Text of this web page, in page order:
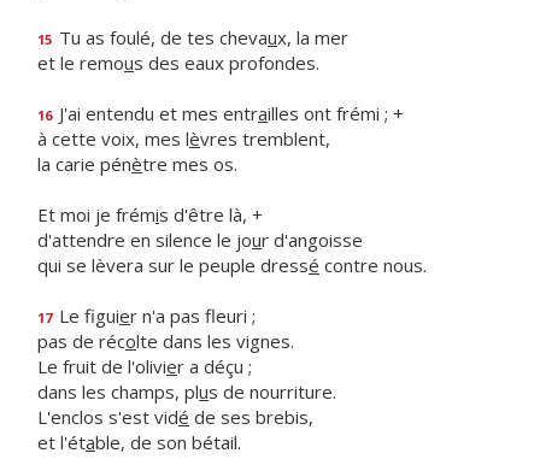
15 Tu as foulé, de tes chevaux, la mer
et le remous des eaux profondes.
16 J'ai entendu et mes entrailles ont frémi ; +
à cette voix, mes lèvres tremblent,
la carie pénètre mes os.
Et moi je frémis d'être là, +
d'attendre en silence le jour d'angoisse
qui se lèvera sur le peuple dressé contre nous.
17 Le figuier n'a pas fleuri ;
pas de récolte dans les vignes.
Le fruit de l'olivier a déçu ;
dans les champs, plus de nourriture.
L'enclos s'est vidé de ses brebis,
et l'étable, de son bétail.